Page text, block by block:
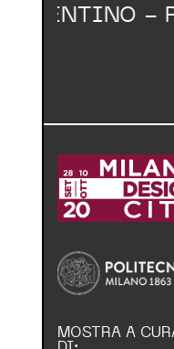
-
MOSTRA A